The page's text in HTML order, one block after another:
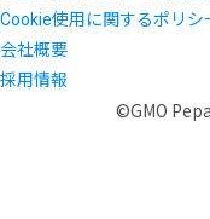
Cookie使用に関するポリシ
会社概要
採用情報
©GMO